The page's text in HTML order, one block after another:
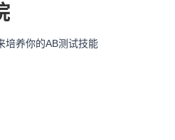
培养你的AB测试技能